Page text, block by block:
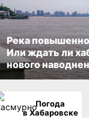
Река
Или ждать ли
нового
Погода
в Хабаровске